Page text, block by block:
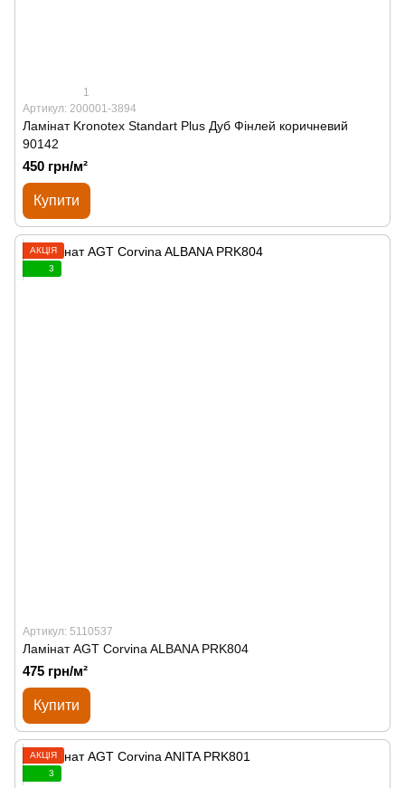
1
Артикул: 200001-3894
Ламінат Kronotex Standart Plus Дуб Фінлей коричневий
90142
450 грн/м²
Купити
АКЦІЯ
3
Артикул: 5110537
Ламінат AGT Corvina ALBANA PRK804
475 грн/м²
Купити
АКЦІЯ
3